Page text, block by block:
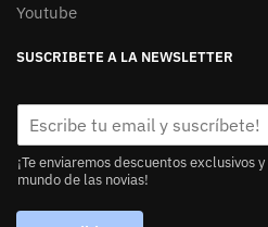
Youtube
SUSCRIBETE A LA NEWSLETTER
¡Te enviaremos descuentos exclusivos
mundo de las novias!